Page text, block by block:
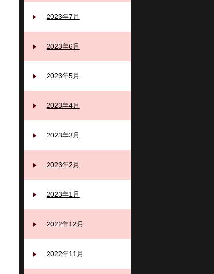
2023年7月
2023年6月
2023年5月
2023年4月
2023年3月
2023年2月
2023年1月
2022年12月
2022年11月